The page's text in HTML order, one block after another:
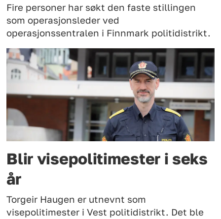
Fire personer har søkt den faste stillingen
som operasjonsleder ved
operasjonssentralen i Finnmark politidistrikt.
Blir visepolitimester i seks
år
Torgeir Haugen er utnevnt som
visepolitimester i Vest politidistrikt. Det ble